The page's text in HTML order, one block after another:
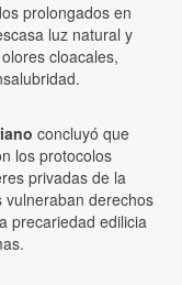
prolongados en
luz natural y
cloacales,
concluyó que
los protocolos
privadas de la
vulneraban derechos
precariedad edilicia